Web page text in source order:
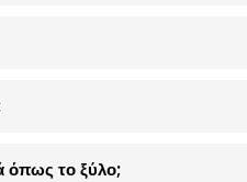
όπως το ξύλο;